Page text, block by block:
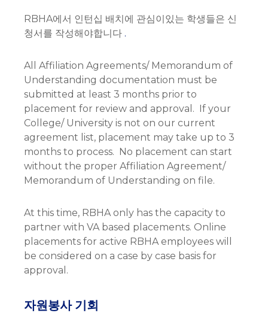
RBHA에서 인턴십 배치에 관심이있는 학생들은 신
청서를 작성해야합니다 .
All Affiliation Agreements/ Memorandum of
Understanding documentation must be
submitted at least 3 months prior to
placement for review and approval. If your
College/ University is not on our current
agreement list, placement may take up to 3
months to process. No placement can start
without the proper Affiliation Agreement/
Memorandum of Understanding on file.
At this time, RBHA only has the capacity to
partner with VA based placements. Online
placements for active RBHA employees will
be considered on a case by case basis for
approval.
자원봉사 기회